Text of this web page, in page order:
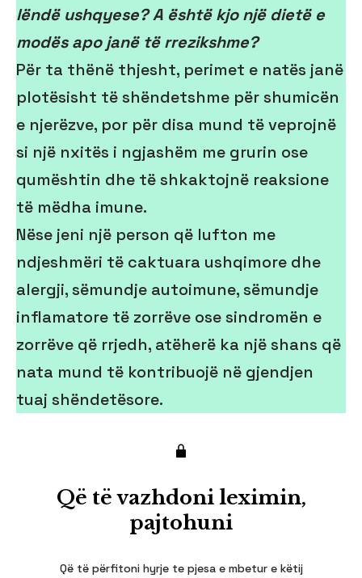
lëndë ushqyese? A është kjo një dietë e
modës apo janë të rrezikshme?
Për ta thënë thjesht, perimet e natës janë
plotësisht të shëndetshme për shumicën
e njerëzve, por për disa mund të veprojnë
si një nxitës i ngjashëm me grurin ose
qumështin dhe të shkaktojnë reaksione
të mëdha imune.
Nëse jeni një person që lufton me
ndjeshmëri të caktuara ushqimore dhe
alergji, sëmundje autoimune, sëmundje
inflamatore të zorrëve ose sindromën e
zorrëve që rrjedh, atëherë ka një shans që
nata mund të kontribuojë në gjendjen
tuaj shëndetësore.
Që të vazhdoni leximin,
pajtohuni
Që të përfitoni hyrje te pjesa e mbetur e këtij